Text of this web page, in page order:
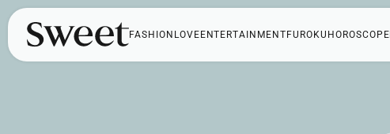
FASHION LOVE ENTERTAINMENT FUROKU HOROSCOPE